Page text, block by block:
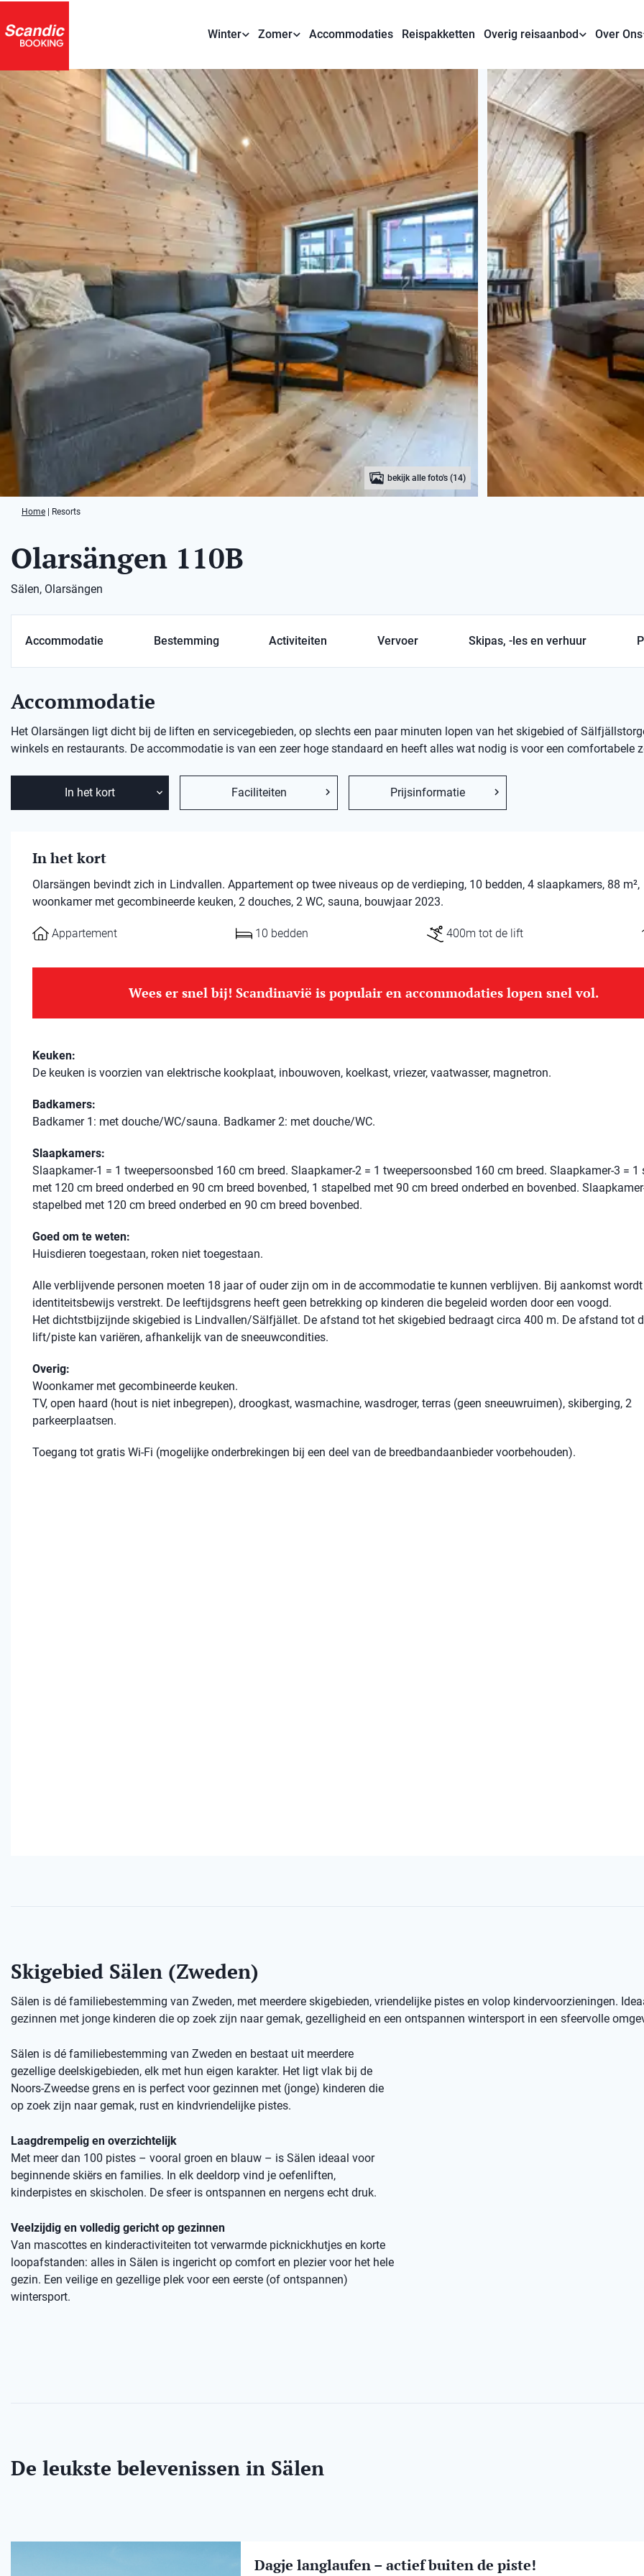
Winter Zomer Accommodaties Reispakketten Overig reisaanbod Over Ons
bekijk alle foto's (14)
Home Resorts
Olarsängen 110B
Sälen, Olarsängen
Accommodatie Bestemming Activiteiten Vervoer Skipas, -les en verhuur
Accommodatie
Het Olarsängen ligt dicht bij de liften en servicegebieden, op slechts een paar minuten lopen van het skigebied of
winkels en restaurants. De accommodatie is van een zeer hoge standaard en heeft alles wat nodig is voor een comfortabele
In het kort Faciliteiten Prijsinformatie
In het kort
Olarsängen bevindt zich in Lindvallen. Appartement op twee niveaus op de verdieping, 10 bedden, 4 slaapkamers, 88 m²,
woonkamer met gecombineerde keuken, 2 douches, 2 WC, sauna, bouwjaar 2023.
Appartement 10 bedden 400m tot de lift
Wees er snel bij! Scandinavië is populair en accommodaties lopen snel vol.
Keuken:
De keuken is voorzien van elektrische kookplaat, inbouwoven, koelkast, vriezer, vaatwasser, magnetron.
Badkamers:
Badkamer 1: met douche/WC/sauna. Badkamer 2: met douche/WC.
Slaapkamers:
Slaapkamer-1 = 1 tweepersoonsbed 160 cm breed. Slaapkamer-2 = 1 tweepersoonsbed 160 cm breed. Slaapkamer-3 = 1
met 120 cm breed onderbed en 90 cm breed bovenbed, 1 stapelbed met 90 cm breed onderbed en bovenbed.
stapelbed met 120 cm breed onderbed en 90 cm breed bovenbed.
Goed om te weten:
Huisdieren toegestaan, roken niet toegestaan.
Alle verblijvende personen moeten 18 jaar of ouder zijn om in de accommodatie te kunnen verblijven. Bij aankomst wordt
identiteitsbewijs verstrekt. De leeftijdsgrens heeft geen betrekking op kinderen die begeleid worden door een voogd.
Het dichtstbijzijnde skigebied is Lindvallen/Sälfjället. De afstand tot het skigebied bedraagt ​​circa 400 m. De afstand tot
lift/piste kan variëren, afhankelijk van de sneeuwcondities.
Overig:
Woonkamer met gecombineerde keuken.
TV, open haard (hout is niet inbegrepen), droogkast, wasmachine, wasdroger, terras (geen sneeuwruimen), skiberging, 2
parkeerplaatsen.
Toegang tot gratis Wi-Fi (mogelijke onderbrekingen bij een deel van de breedbandaanbieder voorbehouden).
Skigebied Sälen (Zweden)
Sälen is dé familiebestemming van Zweden, met meerdere skigebieden, vriendelijke pistes en volop kindervoorzieningen.
gezinnen met jonge kinderen die op zoek zijn naar gemak, gezelligheid en een ontspannen wintersport in een sfeervolle
Sälen is dé familiebestemming van Zweden en bestaat uit meerdere
gezellige deelskigebieden, elk met hun eigen karakter. Het ligt vlak bij de
Noors-Zweedse grens en is perfect voor gezinnen met (jonge) kinderen die
op zoek zijn naar gemak, rust en kindvriendelijke pistes.
Laagdrempelig en overzichtelijk
Met meer dan 100 pistes – vooral groen en blauw – is Sälen ideaal voor
beginnende skiërs en families. In elk deeldorp vind je oefenliften,
kinderpistes en skischolen. De sfeer is ontspannen en nergens echt druk.
Veelzijdig en volledig gericht op gezinnen
Van mascottes en kinderactiviteiten tot verwarmde picknickhutjes en korte
loopafstanden: alles in Sälen is ingericht op comfort en plezier voor het hele
gezin. Een veilige en gezellige plek voor een eerste (of ontspannen)
wintersport.
De leukste belevenissen in Sälen
Dagje langlaufen – actief buiten de piste!